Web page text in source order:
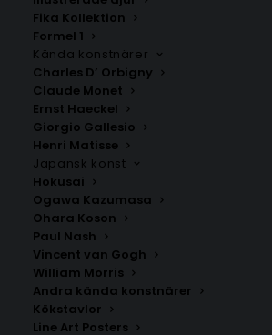
Fika Kollektion
Formel 1
Kända konstnärer
Charles D’ Orbigny
Claude Monet
Ernst Haeckel
Giorgio Gallesio
Henri Matisse
Japansk konst
Hokusai
Ogawa Kazumasa
Ohara Koson
Paul Nash
Vincent van Gogh
William Morris
Andra kända konstnärer
Kökstavlor
Line Art Posters
Negroni Cocktail Poster